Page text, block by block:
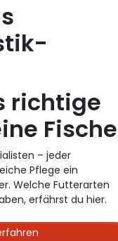
richtige
Fische
– jeder
Pflege ein
Welche Futterarten
erfährst du hier.